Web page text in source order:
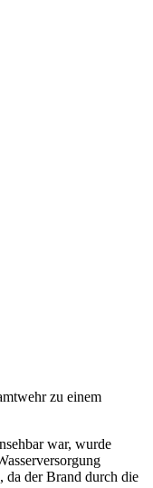
zu einem
war, wurde
da der Brand durch die